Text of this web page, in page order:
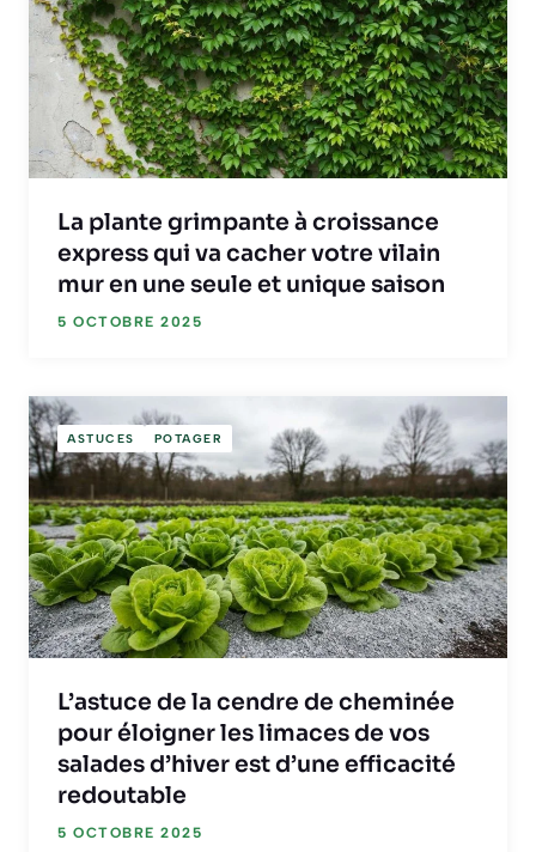
La plante grimpante à croissance
express qui va cacher votre vilain
mur en une seule et unique saison
5 OCTOBRE 2025
ASTUCES POTAGER
L’astuce de la cendre de cheminée
pour éloigner les limaces de vos
salades d’hiver est d’une efficacité
redoutable
5 OCTOBRE 2025